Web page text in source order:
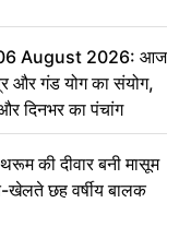
August 2026: आज
और गंड योग का संयोग,
दिनभर का पंचांग
की दीवार बनी मासूम
छह वर्षीय बालक